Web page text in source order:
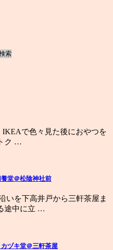
で色々見た後におやつを
ク …
堂＠松陰神社前
いを下高井戸から三軒茶屋ま
途中に立 …
ヅキ堂＠三軒茶屋